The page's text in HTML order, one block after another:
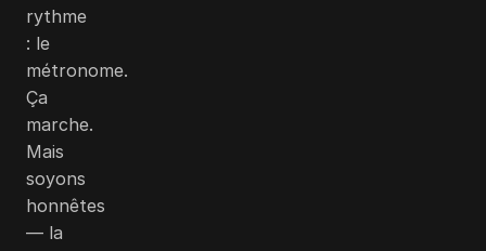
rythme
: le
métronome.
Ça
marche.
Mais
soyons
honnêtes
— la